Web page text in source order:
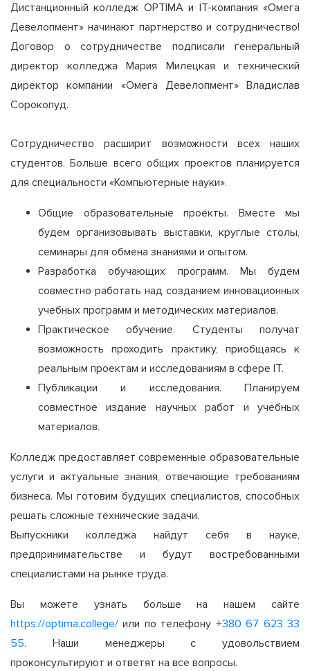
Дистанционный колледж OPTIMA и ІТ-компания «Омега
Девелопмент» начинают партнерство и сотрудничество!
Договор о сотрудничестве подписали генеральный
директор колледжа Мария Милецкая и технический
директор компании «Омега Девелопмент» Владислав
Сорокопуд.
Сотрудничество расширит возможности всех наших
студентов. Больше всего общих проектов планируется
для специальности «Компьютерные науки».
Общие образовательные проекты. Вместе мы
будем организовывать выставки, круглые столы,
семинары для обмена знаниями и опытом.
Разработка обучающих программ. Мы будем
совместно работать над созданием инновационных
учебных программ и методических материалов.
Практическое обучение. Студенты получат
возможность проходить практику, приобщаясь к
реальным проектам и исследованиям в сфере IT.
Публикации и исследования. Планируем
совместное издание научных работ и учебных
материалов.
Колледж предоставляет современные образовательные
услуги и актуальные знания, отвечающие требованиям
бизнеса. Мы готовим будущих специалистов, способных
решать сложные технические задачи.
Выпускники колледжа найдут себя в науке,
предпринимательстве и будут востребованными
специалистами на рынке труда.
Вы можете узнать больше на нашем сайте
https://optima.college/ или по телефону +380 67 623 33
55. Наши менеджеры с удовольствием
проконсультируют и ответят на все вопросы.